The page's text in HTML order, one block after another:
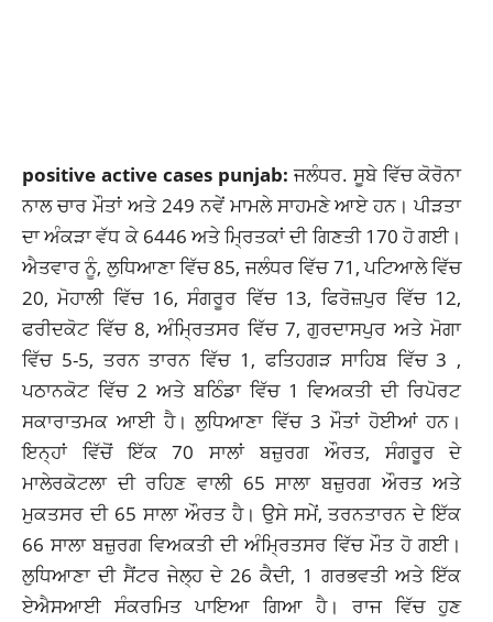
positive active cases punjab:ਜਲੰਧਰ. ਸੂਬੇ ਵਿੱਚਕੋਰੋਨਾ
ਨਾਲ ਚਾਰ ਮੌਤਾਂ ਅਤੇ 249 ਨਵੇਂ ਮਾਮਲੇ ਸਾਹਮਣੇ ਆਏ ਹਨ। ਪੀੜਤਾ
ਦਾ ਅੰਕੜਾ ਵੱਧ ਕੇ 6446 ਅਤੇ ਮ੍ਰਿਤਕਾਂ ਦੀ ਗਿਣਤੀ 170 ਹੋ ਗਈ।
ਐਤਵਾਰ ਨੂੰ, ਲੁਧਿਆਣਾ ਵਿੱਚ 85, ਜਲੰਧਰ ਵਿੱਚ 71, ਪਟਿਆਲੇ ਵਿੱਚ
20, ਮੋਹਾਲੀ ਵਿੱਚ 16, ਸੰਗਰੂਰ ਵਿੱਚ 13, ਫਿਰੋਜ਼ਪੁਰ ਵਿੱਚ 12,
ਫਰੀਦਕੋਟ ਵਿੱਚ 8, ਅੰਮ੍ਰਿਤਸਰ ਵਿੱਚ 7, ਗੁਰਦਾਸਪੁਰ ਅਤੇ ਮੋਗਾ
ਵਿੱਚ 5-5, ਤਰਨ ਤਾਰਨ ਵਿੱਚ 1, ਫਤਿਹਗੜ ਸਾਹਿਬ ਵਿੱਚ 3 ,
ਪਠਾਨਕੋਟ ਵਿੱਚ 2 ਅਤੇ ਬਠਿੰਡਾ ਵਿੱਚ 1 ਵਿਅਕਤੀ ਦੀ ਰਿਪੋਰਟ
ਸਕਾਰਾਤਮਕ ਆਈ ਹੈ।ਲੁਧਿਆਣਾਵਿੱਚ 3 ਮੌਤਾਂ ਹੋਈਆਂ ਹਨ।
ਇਨ੍ਹਾਂ ਵਿੱਚੋਂ ਇੱਕ 70 ਸਾਲਾਂ ਬਜ਼ੁਰਗ ਔਰਤ, ਸੰਗਰੂਰ ਦੇ
ਮਾਲੇਰਕੋਟਲਾ ਦੀ ਰਹਿਣ ਵਾਲੀ 65 ਸਾਲਾ ਬਜ਼ੁਰਗ ਔਰਤ ਅਤੇ
ਮੁਕਤਸਰ ਦੀ 65 ਸਾਲਾ ਔਰਤ ਹੈ। ਉਸੇ ਸਮੇਂ, ਤਰਨਤਾਰਨ ਦੇ ਇੱਕ
66 ਸਾਲਾ ਬਜ਼ੁਰਗ ਵਿਅਕਤੀ ਦੀ ਅੰਮ੍ਰਿਤਸਰ ਵਿੱਚ ਮੌਤ ਹੋ ਗਈ।
ਲੁਧਿਆਣਾ ਦੀ ਸੈਂਟਰ ਜੇਲ੍ਹ ਦੇ 26 ਕੈਦੀ, 1 ਗਰਭਵਤੀ ਅਤੇ ਇੱਕ
ਏਐਸਆਈ ਸੰਕਰਮਿਤ ਪਾਇਆ ਗਿਆ ਹੈ। ਰਾਜ ਵਿੱਚ ਹੁਣ